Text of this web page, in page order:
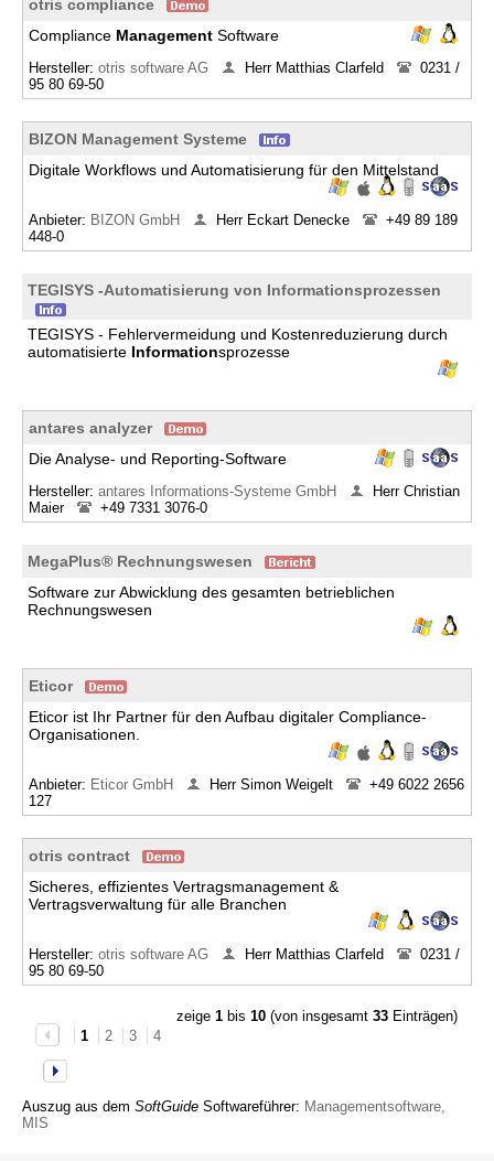
otris compliance
Compliance Management Software
Hersteller: otris software AG Herr Matthias Clarfeld
0231 /
95 80 69-50
BIZON Management Systeme
Digitale Workflows und Automatisierung für den Mittelstand
Anbieter: BIZON GmbH Herr Eckart Denecke
+49 89 189
448-0
TEGISYS -Automatisierung von Informationsprozessen
TEGISYS - Fehlervermeidung und Kostenreduzierung durch
automatisierte Informationsprozesse
antares analyzer
Die Analyse- und Reporting-Software
Hersteller: antares Informations-Systeme GmbH
Herr Christian
Maier
+49 7331 3076-0
MegaPlus® Rechnungswesen
Software zur Abwicklung des gesamten betrieblichen
Rechnungswesen
Eticor
Eticor ist Ihr Partner für den Aufbau digitaler Compliance-
Organisationen.
Anbieter: Eticor GmbH Herr Simon Weigelt
+49 6022 2656
127
otris contract
Sicheres, effizientes Vertragsmanagement &
Vertragsverwaltung für alle Branchen
Hersteller: otris software AG Herr Matthias Clarfeld
0231 /
95 80 69-50
zeige 1bis 10(von insgesamt 33Einträgen)
1
2 3 4
Auszug aus dem SoftGuide Softwareführer: Managementsoftware,
MIS